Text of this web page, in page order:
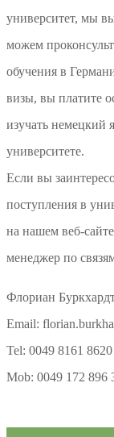
университет, мы
можем
обучения в
визы​​, вы платите
изучать немецкий
университете.
Если вы
поступления в
на нашем веб-
менеджер по
Флориан
Email:
Tel: 0049 8161
Mob: 0049 172 896